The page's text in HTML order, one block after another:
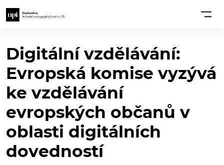
Digitální vzdělávání:
Evropská komise vyzývá
ke vzdělávání
evropských občanů v
oblasti digitálních
dovedností